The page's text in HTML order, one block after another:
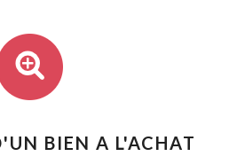
BIEN A L'ACHAT